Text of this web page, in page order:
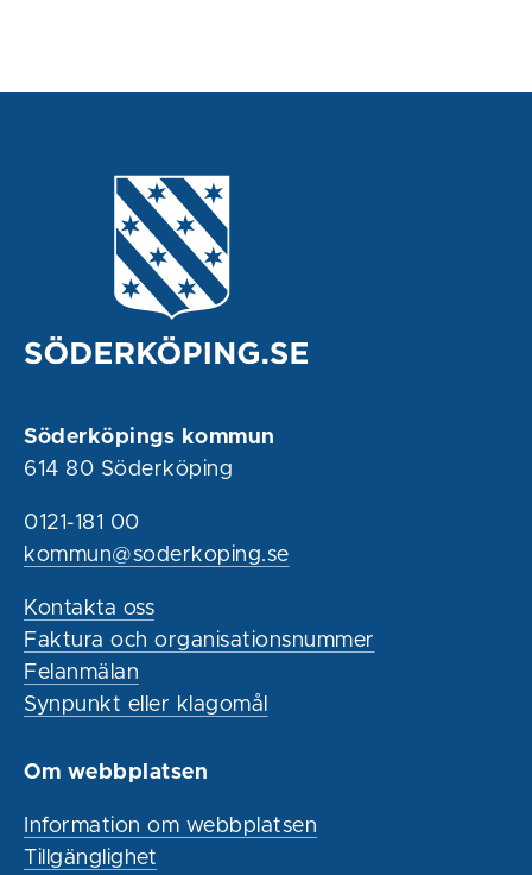
Söderköpings kommun
614 80 Söderköping
0121-181 00
kommun@soderkoping.se
Kontakta oss
Faktura och organisationsnummer
Felanmälan
Synpunkt eller klagomål
Om webbplatsen
Information om webbplatsen
Tillgänglighet